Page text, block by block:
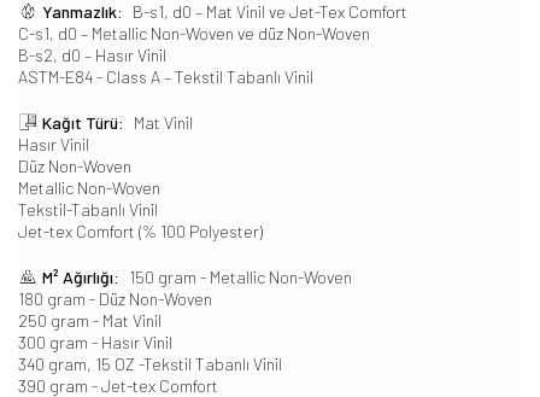
Yanmazlık:
B-s1, d0 – Mat Vinil ve Jet-Tex Comfort
C-s1, d0 – Metallic Non-Woven ve düz Non-Woven
B-s2, d0 – Hasır Vinil
ASTM-E84 - Class A – Tekstil Tabanlı Vinil
Kağıt Türü:
Mat Vinil
Hasır Vinil
Düz Non-Woven
Metallic Non-Woven
Tekstil-Tabanlı Vinil
Jet-tex Comfort (% 100 Polyester)
M² Ağırlığı:
150 gram - Metallic Non-Woven
180 gram - Düz Non-Woven
250 gram - Mat Vinil
300 gram - Hasır Vinil
340 gram, 15 OZ -Tekstil Tabanlı Vinil
390 gram - Jet-tex Comfort